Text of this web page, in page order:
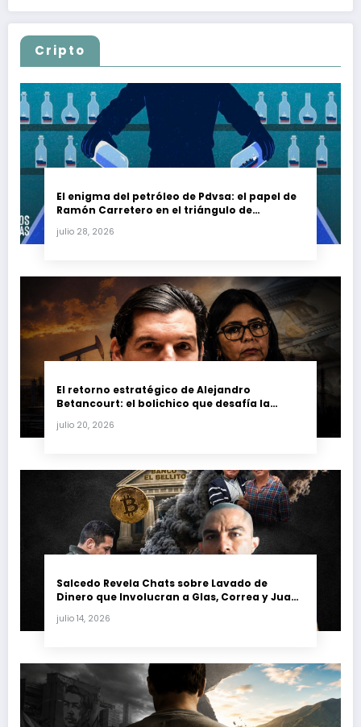
Cripto
El enigma del petróleo de Pdvsa: el papel de
Ramón Carretero en el triángulo de
julio 28, 2026
El retorno estratégico de Alejandro
Betancourt: el bolichico que desafía la
petrolera venezolana
julio 20, 2026
Salcedo Revela Chats sobre Lavado de
Dinero que Involucran a Glas, Correa y Juan
julio 14, 2026